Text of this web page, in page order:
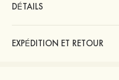
DÉTAILS
EXPÉDITION ET RETOUR